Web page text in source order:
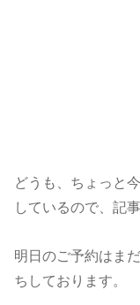
どうも、ちょっと
しているので、記
明日のご予約はま
ちしております。